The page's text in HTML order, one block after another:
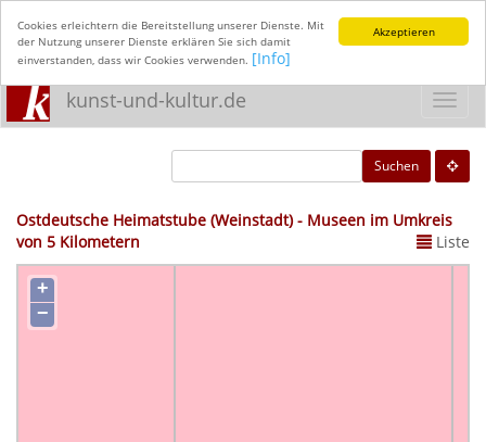
Akzeptieren
Cookies erleichtern die Bereitstellung unserer Dienste. Mit
der Nutzung unserer Dienste erklären Sie sich damit
einverstanden, dass wir Cookies verwenden. [Info]
kunst-und-kultur.de
Suchen
Ostdeutsche Heimatstube (Weinstadt) - Museen im Umkreis
von 5 Kilometern
Liste
+
−